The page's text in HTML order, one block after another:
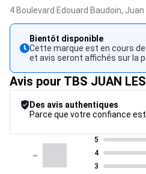
4 Boulevard Edouard Baudoin, Juan
Bientôt disponible
Cette marque est en cours
et avis seront affichés sur la
Avis pour TBS JUAN
Des avis authentiques
-
5
4
3